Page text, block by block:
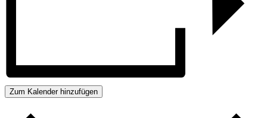
Zum Kalender hinzufügen